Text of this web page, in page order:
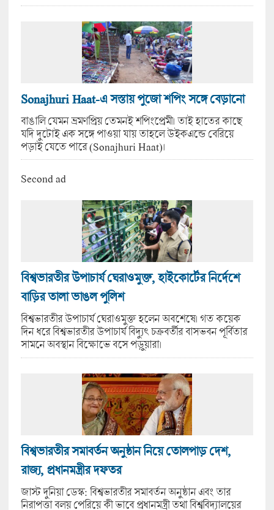
Sonajhuri Haat-এ সস্তায় পুজো শপিং সঙ্গে বেড়ানো
বাঙালি যেমন ভ্রমণপ্রিয় তেমনই শপিংপ্রেমী। তাই হাতের কাছে
যদি দুটোই এক সঙ্গে পাওয়া যায় তাহলে উইকএন্ডে বেরিয়ে
পড়াই যেতে পারে (Sonajhuri Haat)।
Second ad
বিশ্বভারতীর উপাচার্য ঘেরাওমুক্ত, হাইকোর্টের নির্দেশে
বাড়ির তালা ভাঙল পুলিশ
বিশ্বভারতীর উপাচার্য ঘেরাওমুক্ত হলেন অবশেষে। গত কয়েক
দিন ধরে বিশ্বভারতীর উপাচার্য বিদ্যুৎ চক্রবর্তীর বাসভবন পূর্বিতার
সামনে অবস্থান বিক্ষোভে বসে পড়ুয়ারা।
বিশ্বভারতীর সমাবর্তন অনুষ্ঠান নিয়ে তোলপাড় দেশ,
রাজ্য, প্রধানমন্ত্রীর দফতর
জাস্ট দুনিয়া ডেস্ক: বিশ্বভারতীর সমাবর্তন অনুষ্ঠান এবং তার
নিরাপত্তা বলয় পেরিয়ে কী ভাবে প্রধানমন্ত্রী তথা বিশ্ববিদ্যালয়ের